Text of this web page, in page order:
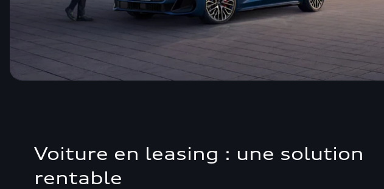
Voiture en leasing : une solution
rentable